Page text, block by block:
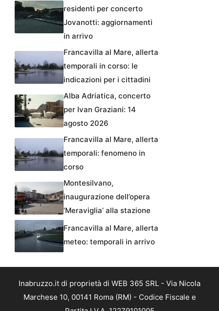
residenti per concerto
Jovanotti: aggiornamenti
in arrivo
Francavilla al Mare, allerta
temporali in corso: le
indicazioni per i cittadini
Alba Adriatica, concerto
per Ivan Graziani: 14
agosto 2026
Francavilla al Mare, allerta
temporali: fenomeno in
corso
Montesilvano,
inaugurazione dell’opera
‘Meraviglia’ alla stazione
Francavilla al Mare, allerta
meteo: temporali in arrivo
Inabruzzo.it di proprietà di WEB 365 SRL - Via Nicola
Marchese 10, 00141 Roma (RM) - Codice Fiscale e